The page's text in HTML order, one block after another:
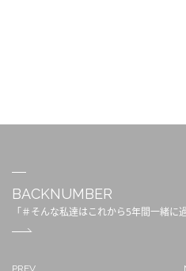
BACKNUMBER
「＃そんな私達はこれから5年間一緒
PREV